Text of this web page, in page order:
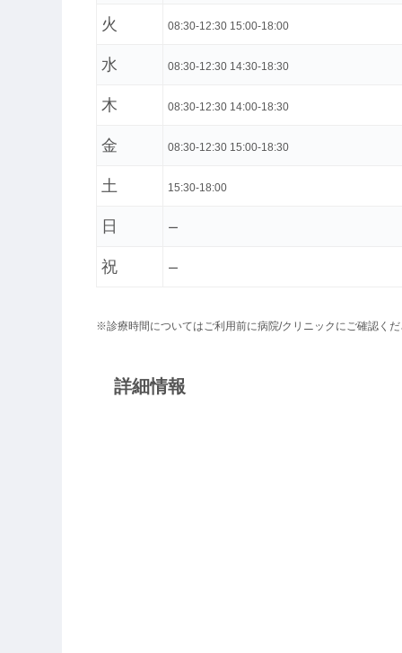
火 08:30-12:30 15:00-18:00
水 08:30-12:30 14:30-18:30
木 08:30-12:30 14:00-18:30
金 08:30-12:30 15:00-18:30
土 15:30-18:00
日 ー
祝 ー
※診療時間についてはご利用前に病院/クリニックにご確認く
詳細情報